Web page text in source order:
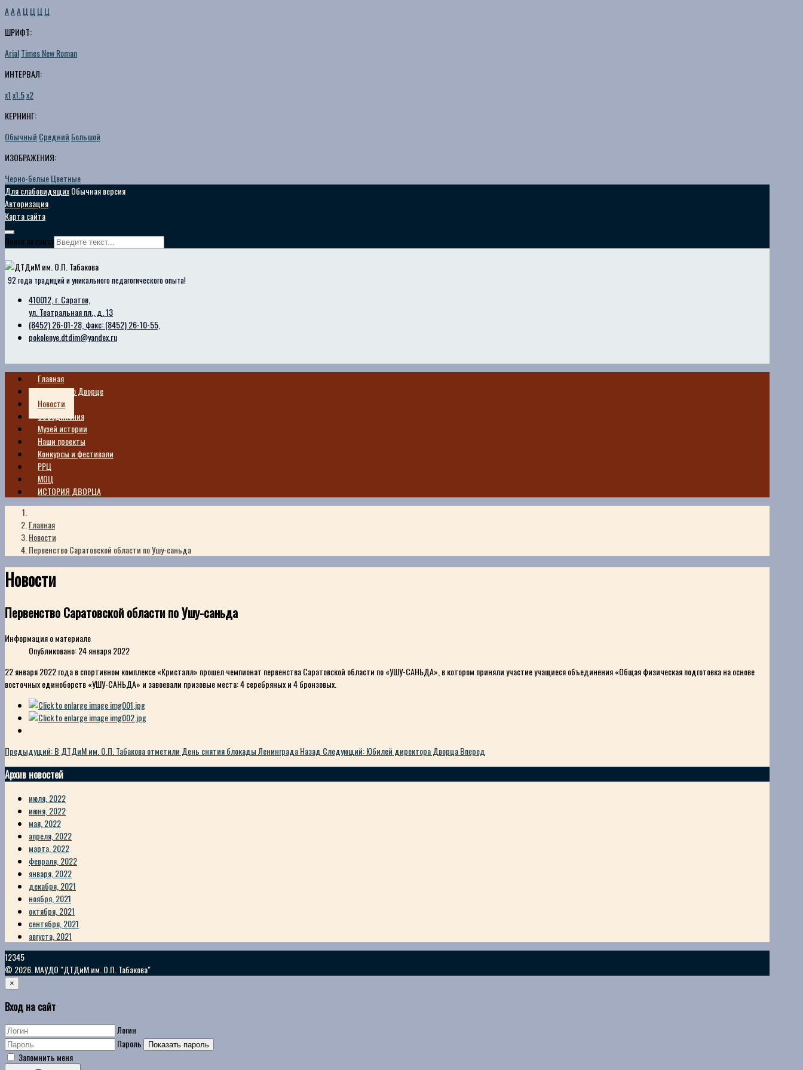
AAAЦ Ц Ц Ц
ШРИФТ:
ArialTimes New Roman
ИНТЕРВАЛ:
х1х1.5х2
КЕРНИНГ:
Обычный Средний Большой
ИЗОБРАЖЕНИЯ:
Черно-белыеЦветные
Для слабовидящихОбычная версия
Авторизация
Карта сайта
Поиск по сайту
92 года традиций и уникального педагогического опыта!
410012, г. Саратов,
ул. Театральная пл., д. 13
(8452) 26-01-28, факс: (8452) 26-10-55,
pokolenye.dtdim@yandex.ru
Главная
Сведения о Дворце
Новости
Объединения
Музей истории
Наши проекты
Конкурсы и фестивали
РРЦ
МОЦ
ИСТОРИЯ ДВОРЦА
Главная
Новости
Первенство Саратовской области по Ушу-саньда
Новости
Первенство Саратовской области по Ушу-саньда
Информация о материале
Опубликовано: 24 января 2022
22 января 2022 года в спортивном комплексе «Кристалл» прошел чемпионат первенства Саратовской области по «УШУ-САНЬДА», в котором приняли участие учащиеся объединения «Общая физическая подготовка на основе
восточных единоборств «УШУ-САНЬДА» и завоевали призовые места: 4 серебряных и 4 бронзовых.
Предыдущий: В ДТДиМ им. О.П. Табакова отметили День снятия блокады ЛенинградаНазад Следующий: Юбилей директора ДворцаВперед
Архив новостей
июля, 2022
июня, 2022
мая, 2022
апреля, 2022
марта, 2022
февраля, 2022
января, 2022
декабря, 2021
ноября, 2021
октября, 2021
сентября, 2021
августа, 2021
12345
© 2026. МАУДО "ДТДиМ им. О.П. Табакова"
×
Вход на сайт
Логин
Пароль
Показать пароль
Запомнить меня